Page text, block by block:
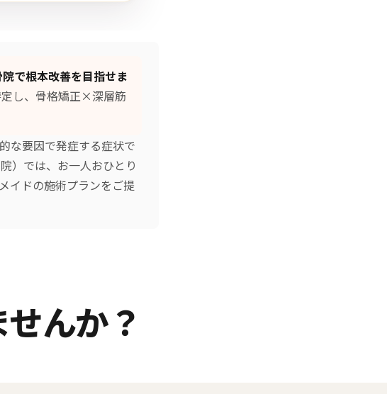
で根本改善を目指せま
し、 骨格矯正×深層筋
な要因で発症する症状で
）では、お一人おひとり
イドの施術プランをご提
んか？